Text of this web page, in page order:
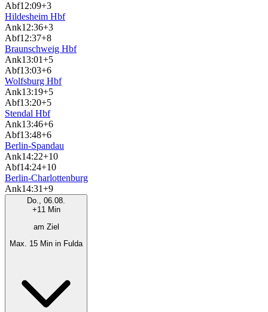
Abf12:09+3
Hildesheim Hbf
Ank12:36+3
Abf12:37+8
Braunschweig Hbf
Ank13:01+5
Abf13:03+6
Wolfsburg Hbf
Ank13:19+5
Abf13:20+5
Stendal Hbf
Ank13:46+6
Abf13:48+6
Berlin-Spandau
Ank14:22+10
Abf14:24+10
Berlin-Charlottenburg
Ank14:31+9
Do., 06.08.
+11 Min
am Ziel
Max. 15 Min in Fulda